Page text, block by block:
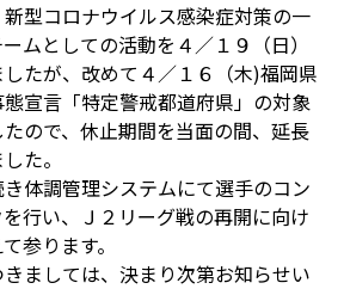
型コロナウイルス感染症対策の一
ムとしての活動を４／１９（日）
たが、改めて４／１６（木)福岡県
宣言「特定警戒都道府県」の対象
ので、休止期間を当面の間、延長
た。
体調管理システムにて選手のコン
行い、Ｊ２リーグ戦の再開に向け
参ります。
ましては、決まり次第お知らせい